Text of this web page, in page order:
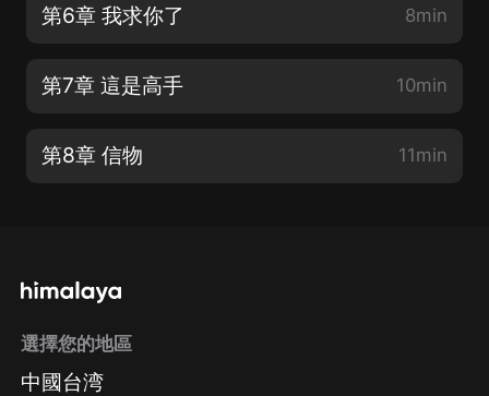
第6章 我求你了 8min
第7章 這是高手 10min
第8章 信物 11min
選擇您的地區
中國台湾